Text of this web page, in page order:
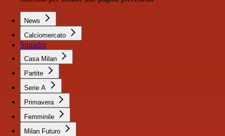
News
Calciomercato
Squadra
Casa Milan
Partite
Serie A
Primavera
Femminile
Milan Futuro